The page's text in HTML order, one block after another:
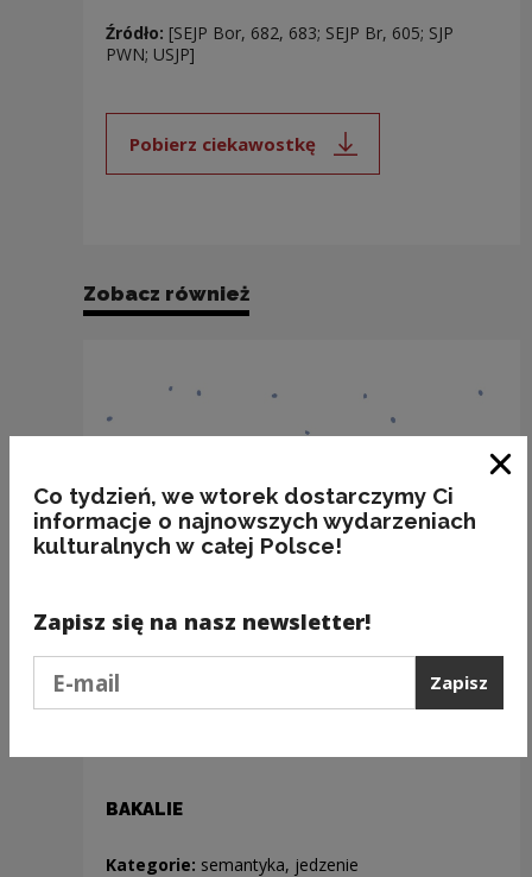
Źródło: [SEJP Bor, 682, 683; SEJP Br, 605; SJP
PWN; USJP]
Pobierz ciekawostkę
Uwaga, link zostanie otwarty
Zobacz również
BAKALIE
Kategorie: semantyka, jedzenie
Co tydzień, we wtorek dostarczymy Ci
informacje o najnowszych wydarzeniach
kulturalnych w całej Polsce!
Zapisz się na nasz newsletter!
Zapisz